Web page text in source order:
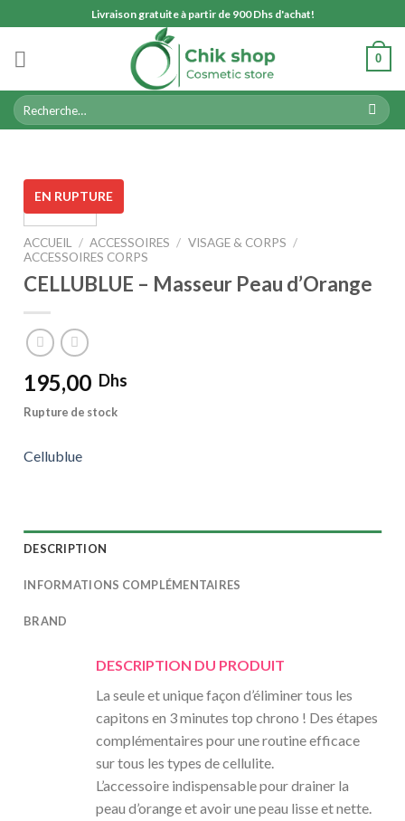
to
content
Livraison gratuite à partir de 900 Dhs d'achat!
0
Recherche
pour :
EN RUPTURE
ACCUEIL / ACCESSOIRES / VISAGE & CORPS /
ACCESSOIRES CORPS
CELLUBLUE – Masseur Peau d’Orange
195,00 Dhs
Rupture de stock
Cellublue
DESCRIPTION
INFORMATIONS COMPLÉMENTAIRES
BRAND
DESCRIPTION DU PRODUIT
La seule et unique façon d’éliminer tous les
capitons en 3 minutes top chrono ! Des étapes
complémentaires pour une routine efficace
sur tous les types de cellulite.
L’accessoire indispensable pour drainer la
peau d’orange et avoir une peau lisse et nette.